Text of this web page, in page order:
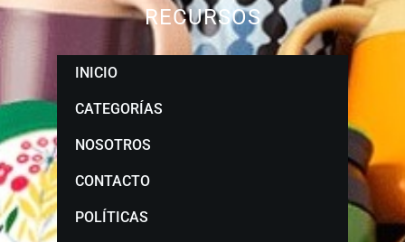
RECURSOS
INICIO
CATEGORÍAS
NOSOTROS
CONTACTO
POLÍTICAS